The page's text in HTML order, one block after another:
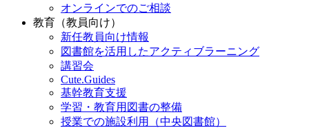
オンラインでのご相談
教育（教員向け）
新任教員向け情報
図書館を活用したアクティブラーニング
講習会
Cute.Guides
基幹教育支援
学習・教育用図書の整備
授業での施設利用（中央図書館）